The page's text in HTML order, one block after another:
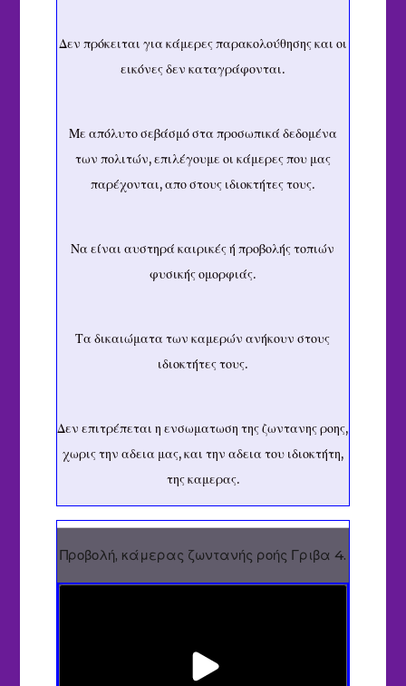
Δεν πρόκειται για κάμερες παρακολούθησης και οι
εικόνες δεν καταγράφονται.
Με απόλυτο σεβάσμό στα προσωπικά δεδομένα
των πολιτών, επιλέγουμε οι κάμερες που μας
παρέχονται, απο στους ιδιοκτήτες τους.
Να είναι αυστηρά καιρικές ή προβολής τοπιών
φυσικής ομορφιάς.
Τα δικαιώματα των καμερών ανήκουν στους
ιδιοκτήτες τους.
Δεν επιτρέπεται η ενσωματωση της ζωντανης ροης,
χωρις την αδεια μας, και την αδεια του ιδιοκτήτη,
της καμερας.
Προβολή, κάμερας ζωντανής ροής Γριβα 4.